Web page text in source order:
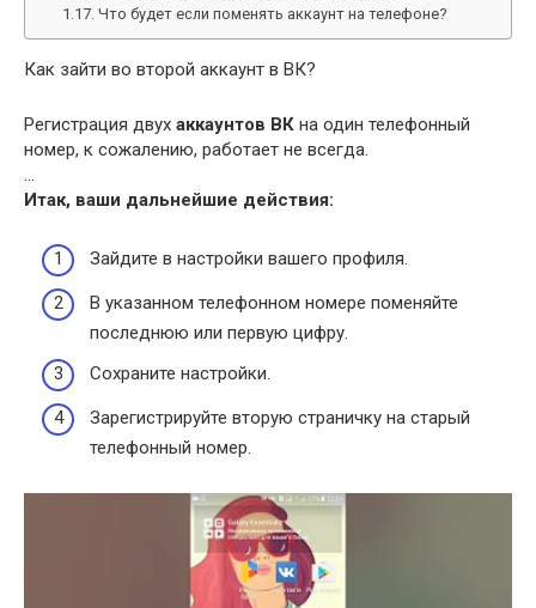
Что будет если поменять аккаунт на телефоне?
Как зайти во второй аккаунт в ВК?
Регистрация двух аккаунтов ВК на один телефонный
номер, к сожалению, работает не всегда.
…
Итак, ваши дальнейшие действия:
Зайдите в настройки вашего профиля.
В указанном телефонном номере поменяйте
последнюю или первую цифру.
Сохраните настройки.
Зарегистрируйте вторую страничку на старый
телефонный номер.